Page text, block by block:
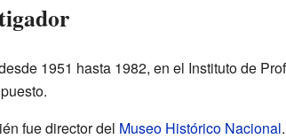
1951 hasta 1982, en el Instituto de
fue director del Museo Histórico Nacional